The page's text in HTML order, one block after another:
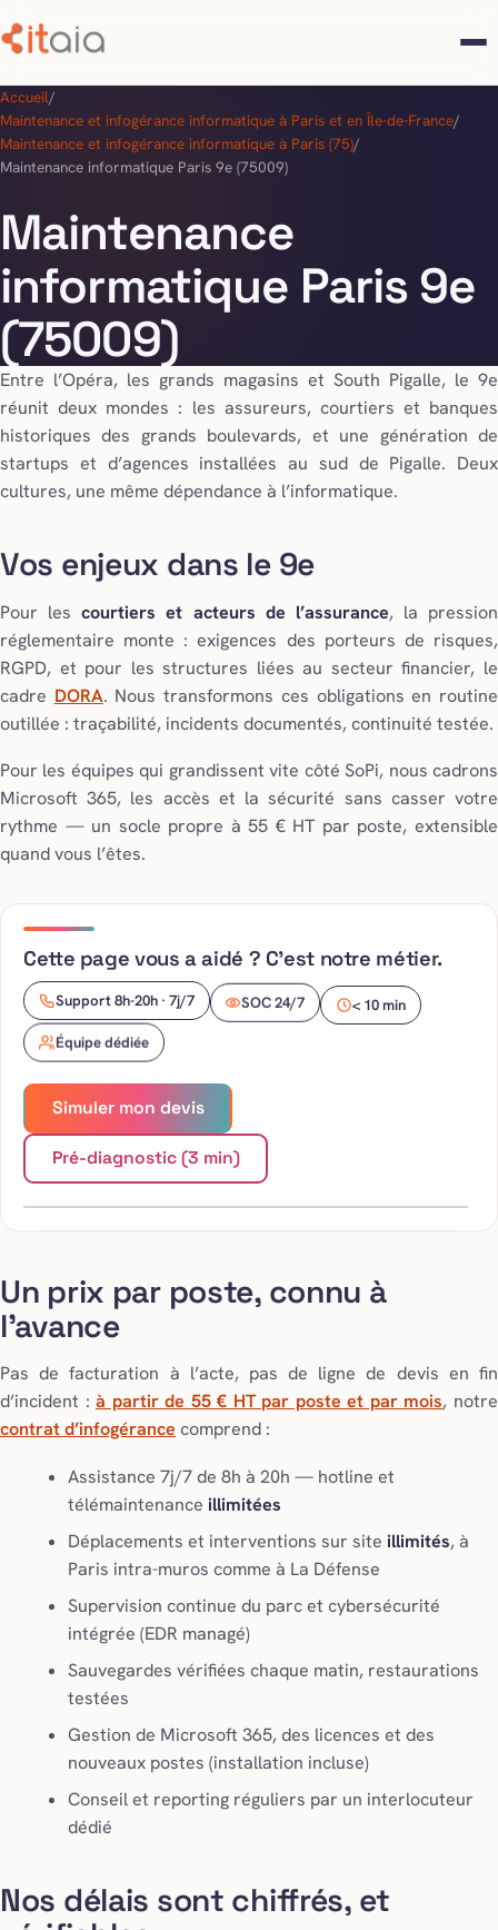
Accueil/
Maintenance et infogérance informatique à Paris et en Île-de-France/
Maintenance et infogérance informatique à Paris (75)/
Maintenance informatique Paris 9e (75009)
Maintenance
informatique Paris 9e
(75009)
Entre l’Opéra, les grands magasins et South Pigalle, le 9e
réunit deux mondes : les assureurs, courtiers et banques
historiques des grands boulevards, et une génération de
startups et d’agences installées au sud de Pigalle. Deux
cultures, une même dépendance à l’informatique.
Vos enjeux dans le 9e
Pour lescourtiers et acteurs de l’assurance, la pression
réglementaire monte : exigences des porteurs de risques,
RGPD, et pour les structures liées au secteur financier, le
cadre DORA. Nous transformons ces obligations en routine
outillée : traçabilité, incidents documentés, continuité testée.
Pour les équipes qui grandissent vite côté SoPi, nous cadrons
Microsoft 365, les accès et la sécurité sans casser votre
rythme — un socle propre à 55 € HT par poste, extensible
quand vous l’êtes.
Cette page vous a aidé ? C’est notre métier.
Support 8h-20h · 7j/7 SOC 24/7 < 10 min
Équipe dédiée
Simuler mon devis
Pré-diagnostic (3 min)
réseau
Un prix par poste, connu à
l’avance
Pas de facturation à l’acte, pas de ligne de devis en fin
d’incident :à partir de 55 € HT par poste et par mois, notre
contrat d’infogérance comprend :
Assistance 7j/7 de 8h à 20h — hotline et
télémaintenance illimitées
Déplacements et interventions sur site illimités, à
Paris intra-muros comme à La Défense
Supervision continue du parc et cybersécurité
intégrée (EDR managé)
Sauvegardes vérifiées chaque matin, restaurations
testées
Gestion de Microsoft 365, des licences et des
nouveaux postes (installation incluse)
Conseil et reporting réguliers par un interlocuteur
dédié
Nos délais sont chiffrés, et